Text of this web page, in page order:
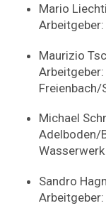
Mario
Maurizio
Arbeitgeber:
Freienbach/
Michael
Adelboden/
Sandro
Arbeitgeber: